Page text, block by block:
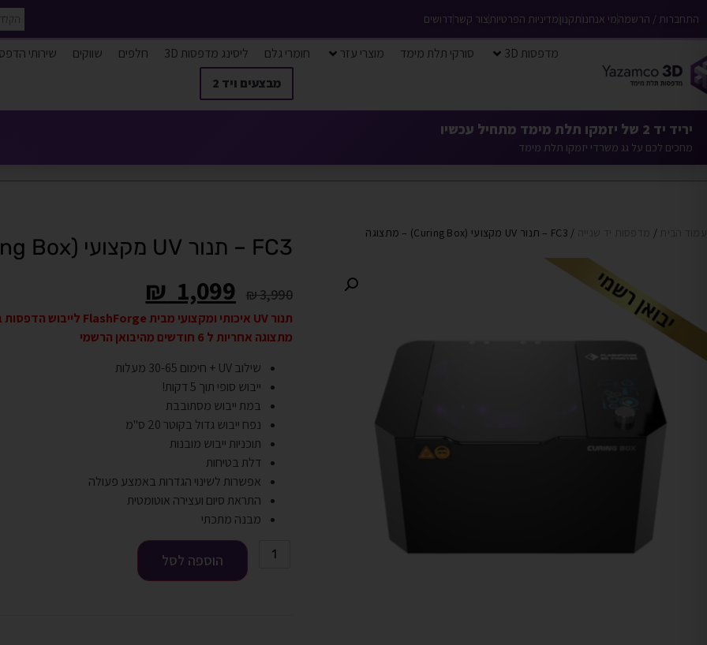
התחברות / הרשמהמי אנחנותקנוןמדיניות הפרטיות צור קשרדרושים
מדפסות 3D סורקי תלת מימד מוצרי עזר חומרי גלם ליסינג מדפסות 3D חלפים שווקים
שירותי
מבצעים ויד 2
יריד יד 2 של יזמקו תלת מימד מתחיל עכשיו
מחכים לכם על גג משרדי יזמקו תלת מימד
/ / FC3 – תנור UV מקצועי (Curing Box) – מתצוגה
FC3 – תנור UV מקצועי (Curing Box) – מתצוגה
₪3,990
₪ 1,099
תנור UV איכותי ומקצועי מבית FlashForge לייבוש הדפסות ב DLP/SLA
מתצוגה אחריות ל 6 חודשים מהיבואן הרשמי
שילוב UV + חימום 30-65 מעלות
ייבוש סופי תוך 5 דקות!
במת ייבוש מסתובבת
נפח ייבוש גדול בקוטר 20 ס"מ
תוכניות ייבוש מובנות
דלת בטיחות
אפשרות לשינוי הגדרות באמצע פעולה
התראת סיום ועצירה אוטומטית
מבנה מתכתי
הוספה לסל